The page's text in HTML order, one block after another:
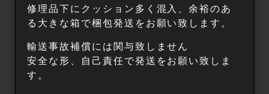
修理品下にクッション多く混入、余裕のあ
る大きな箱で梱包発送をお願い致します。
輸送事故補償には関与致しません
安全な形、自己責任で発送をお願い致しま
す。